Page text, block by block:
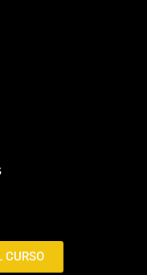
CURSO